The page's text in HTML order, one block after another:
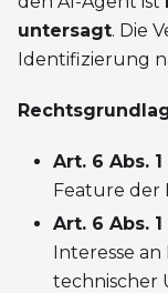
untersagt. Die
Identifizierung
Art. 6 Abs.
Feature der
Art. 6 Abs.
Interesse
technischer